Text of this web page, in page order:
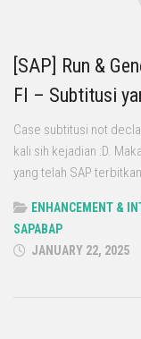
[SAP] Run &
FI – Subtitusi
Case subtitusi not
kali sih kejadian :D.
yang telah SAP
ENHANCEMENT &
SAPABAP
JANUARY 22, 2025